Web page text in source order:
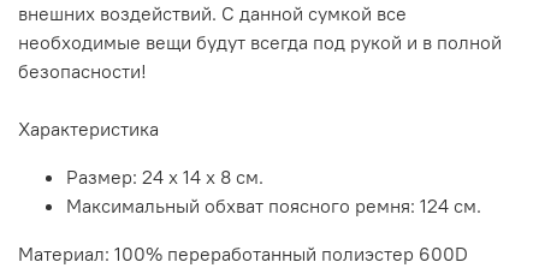
внешних воздействий. С данной сумкой все
необходимые вещи будут всегда под рукой и в полной
безопасности!
Характеристика
Размер: 24 х 14 х 8 см.
Максимальный обхват поясного ремня: 124 см.
Материал: 100% переработанный полиэстер 600D